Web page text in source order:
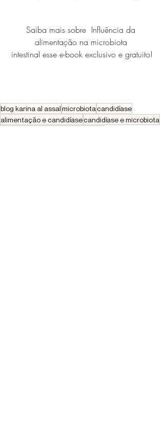
Saiba mais sobre  Influência da
alimentação na microbiota
intestinaI esse e-book exclusivo e gratuito!
blog karina al assalmicrobiotacandidíase
alimentação e candidíasecandidíase e microbiota